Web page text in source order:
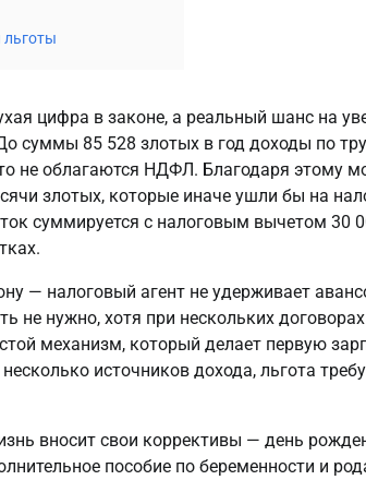
цифра в законе, а реальный шанс на
суммы 85 528 злотых в год доходы по
не облагаются НДФЛ. Благодаря этому
злотых, которые иначе ушли бы на
суммируется с налоговым вычетом 30
— налоговый агент не удерживает
не нужно, хотя при нескольких
механизм, который делает первую
источников дохода, льгота
вносит свои коррективы — день
пособие по беременности и